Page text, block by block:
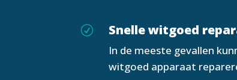
R Snelle witgoed
In de meeste gevallen
witgoed apparaat